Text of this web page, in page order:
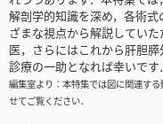
解剖学的知識を深め，各術
ざまな視点から解説してい
医，さらにはこれから肝胆
診療の一助となれば幸いです．
編集室より：本特集では図に関連す
せてご覧ください．